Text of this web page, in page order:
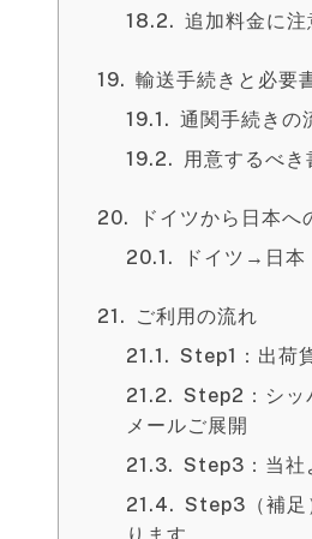
追加料金に注
輸送手続きと必要
通関手続きの
用意するべき
ドイツから日本へ
ドイツ→日本
ご利用の流れ
Step1：出荷
Step2：シッ
メールご展開
Step3：当社
Step3（補足